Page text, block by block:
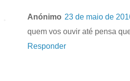
Anónimo 23 de maio de
quem vos ouvir até pensa
Responder